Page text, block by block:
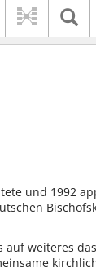
und 1992
auf weiteres